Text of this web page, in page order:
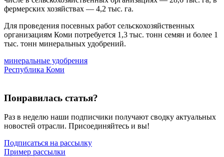
фермерских хозяйствах — 4,2 тыс. га.
Для проведения посевных работ сельскохозяйственных
организациям Коми потребуется 1,3 тыс. тонн семян и более 1
тыс. тонн минеральных удобрений.
минеральные удобрения
Республика Коми
Понравилась статья?
Раз в неделю наши подписчики получают сводку актуальных
новостей отрасли. Присоединяйтесь и вы!
Подписаться на рассылку
Пример рассылки